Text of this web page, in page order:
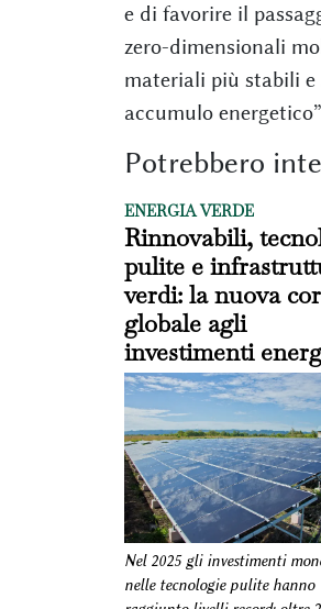
e di favorire il
zero-dimensionali
materiali più stabili
accumulo
Potrebbero
ENERGIA VERDE
Rinnovabili,
pulite e
verdi: la nuova
globale agli
investimenti
Nel 2025 gli investimenti
nelle tecnologie pulite hanno